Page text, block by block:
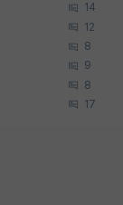
14
12
8
9
8
17